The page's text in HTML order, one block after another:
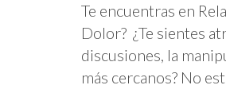
Te encuentras en
Dolor? ¿Te sientes
discusiones, la
más cercanos? No